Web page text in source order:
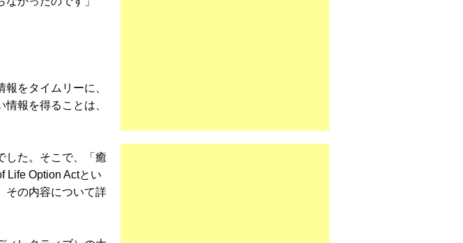
をタイムリーに、
報を得ることは、
した。そこで、「癒
Life Option Actとい
その内容について詳